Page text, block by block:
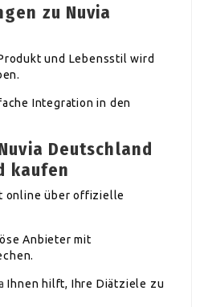
zu Nuvia
und Lebensstil wird
Integration in den
Deutschland
kaufen
online über offizielle
Anbieter mit
Ihnen hilft, Ihre Diätziele zu